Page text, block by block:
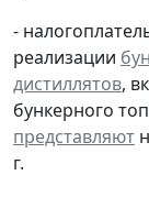
-
реализации
дистиллятов,
бункерного
представляют
г.